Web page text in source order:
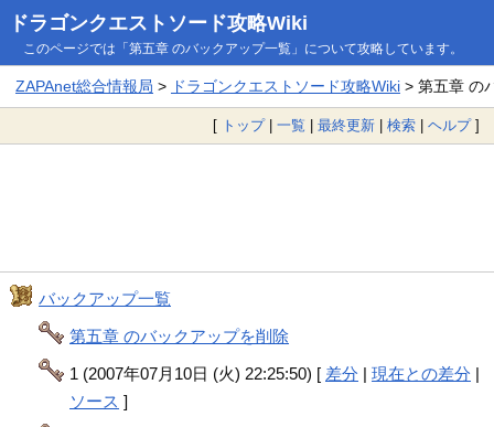
ドラゴンクエストソード攻略Wiki
このページでは「第五章 のバックアップ一覧」について攻略しています。
ZAPAnet総合情報局 > ドラゴンクエストソード攻略Wiki> 第五章 の
[ トップ| 一覧 | 最終更新 | 検索 | ヘルプ]
バックアップ一覧
第五章 のバックアップを削除
1 (2007年07月10日 (火) 22:25:50) [ 差分 |現在との差分 |
ソース ]